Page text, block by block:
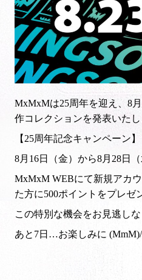
MxMxMは25周年を迎え、8
作コレクションを発表いたし
【25周年記念キャンペーン】
8月16日（金）から8月28日
MxMxM WEBにて新規アカ
た方に500ポイントをプレゼ
この特別な機会をお見逃しな
あと7日…お楽しみに (MmM)/